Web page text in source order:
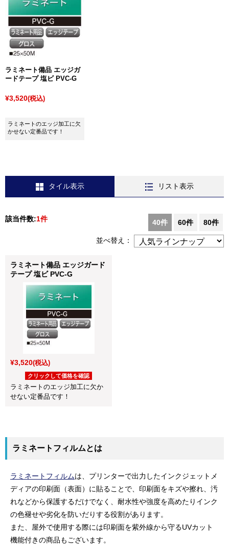
ラミネート備品 エッジガ
ードテープ 塩ビ PVC-G
¥3,520(税込)
ラミネートのエッジ加工に欠
かせない定番品です！
タイル表示 リスト表示
該当件数:1件 40件 60件 80件
並べ替え：
ラミネート備品 エッジガード
テープ 塩ビ PVC-G
¥3,520(税込)
クリックして価格を確認
ラミネートのエッジ加工に欠か
せない定番品です！
ラミネートフィルムとは
ラミネートフィルムは、プリンターで出力したインクジェットメ
ディアの印刷面（表面）に貼ることで、印刷面をキズや擦れ、汚
れなどから保護するだけでなく、耐水性や強度を高めたりインク
の色褪せや劣化を防いだりする役割があります。
また、屋外で使用する際には印刷面を紫外線から守るUVカット
機能付きの商品もございます。